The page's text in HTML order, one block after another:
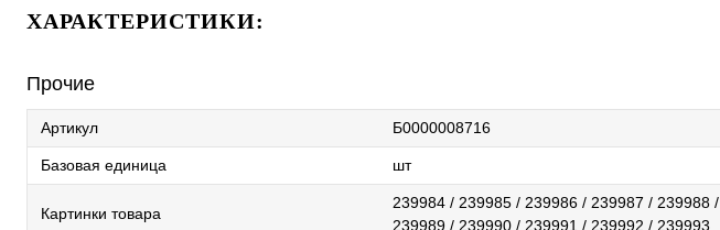
ХАРАКТЕРИСТИКИ:
Прочие
Артикул Б0000008716
Базовая единица шт
Картинки товара
239984 / 239985 / 239986 / 239987 / 239988 /
239989 / 239990 / 239991 / 239992 / 239993